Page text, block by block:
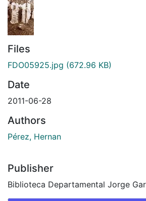
Files
FDO05925.jpg (672.96 KB)
Date
2011-06-28
Authors
Pérez, Hernan
Publisher
Biblioteca Departamental Jorge